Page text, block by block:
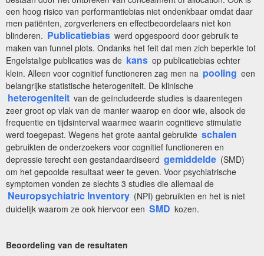
een hoog risico van performantiebias niet ondenkbaar omdat daar
men patiënten, zorgverleners en effectbeoordelaars niet kon
blinderen. Publicatiebias werd opgespoord door gebruik te
maken van funnel plots. Ondanks het feit dat men zich beperkte tot
Engelstalige publicaties was de kans op publicatiebias echter
klein. Alleen voor cognitief functioneren zag men na pooling een
belangrijke statistische heterogeniteit. De klinische
heterogeniteit van de geïncludeerde studies is daarentegen
zeer groot op vlak van de manier waarop en door wie, alsook de
frequentie en tijdsinterval waarmee waarin cognitieve stimulatie
werd toegepast. Wegens het grote aantal gebruikte schalen
gebruikten de onderzoekers voor cognitief functioneren en
depressie terecht een gestandaardiseerd gemiddelde (SMD)
om het gepoolde resultaat weer te geven. Voor psychiatrische
symptomen vonden ze slechts 3 studies die allemaal de
Neuropsychiatric Inventory (NPI) gebruikten en het is niet
duidelijk waarom ze ook hiervoor een SMD kozen.
Beoordeling van de resultaten